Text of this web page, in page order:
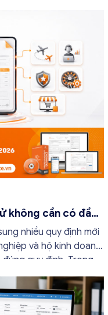
áp […]
không cần có đầy
nhiều quy định mới
và hộ kinh doanh
quy định. Trong
sẽ chia sẻ 13
cần […]